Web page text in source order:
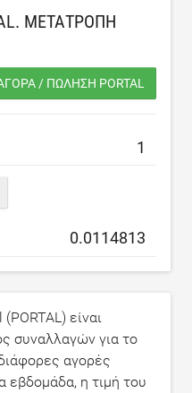
ΜΕΤΑΤΡΟΠΉ
/ ΠΏΛΗΣΗ PORTAL
είναι
συναλλαγών για το
αγορές
εβδομάδα, η τιμή του